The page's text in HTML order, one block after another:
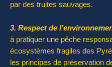
par des truites sauvages.
3. Respect de
à pratiquer une pêche
écosystèmes fragiles des
les principes de préservation